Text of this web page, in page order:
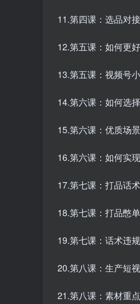
11.第四课：选品对
12.第五课：如何更
13.第五课：视频号
14.第六课：如何选
15.第六课：优质场
16.第六课：如何实
17.第七课：打品话
18.第七课：打品憋
19.第七课：话术违
20.第八课：生产短
21.第八课：素材重